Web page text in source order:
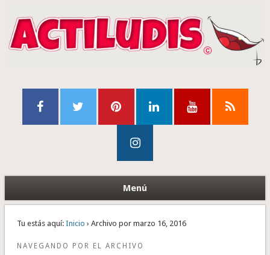
Menú
Tu estás aquí: Inicio › Archivo por marzo 16, 2016
NAVEGANDO POR EL ARCHIVO